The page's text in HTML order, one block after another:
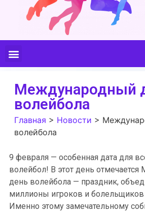
Международный
волейбола
Главная > Новости >
волейбола
9 февраля — особенная дата для
волейбол! В этот день
день волейбола — праздник,
миллионы игроков и
Именно этому замечательному